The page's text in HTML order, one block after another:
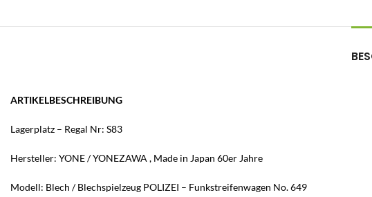
ARTIKELBESCHREIBUNG
Lagerplatz – Regal Nr: S83
Hersteller: YONE / YONEZAWA , Made in Japan 60er Jahre
Modell: Blech / Blechspielzeug POLIZEI – Funkstreifenwagen No. 649